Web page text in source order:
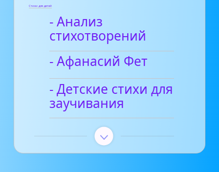
Стихи для детей
- Анализ
стихотворений
- Афанасий Фет
- Детские стихи для
заучивания